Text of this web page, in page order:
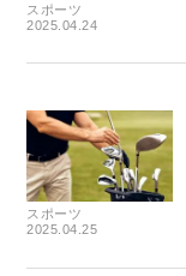
スポーツ
2025.04.24
スポーツ
2025.04.25